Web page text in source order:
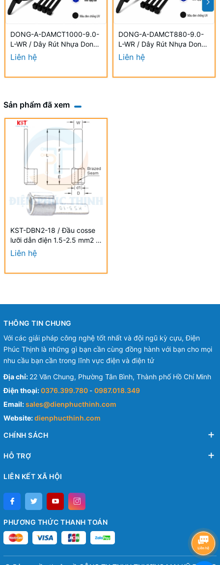
DONG-A-DAMCT1000-9.0-
L-WR / Dây Rút Nhựa Dong-
A 9.0×1000mm Chống UV
Liên hệ
DONG-A-DAMCT880-9.0-
L-WR / Dây Rút Nhựa Dong-
A 9.0×880mm Chống UV
Liên hệ
Sản phẩm đã xem
KST-DBN2-18 / Đầu cosse
lưỡi dẫn điện 1.5-2.5 mm2 -
NON-INSULATED BLADE
TERMINALS hãng KST
Liên hệ
THÔNG TIN CHUNG
Với các giải pháp công nghệ tốt nhất và đội ngũ kỳ cựu, Điện
Phúc Thịnh là những gì bạn cần cùng đồng hành với bạn cho mọi
nhu cầu bạn cần trong lĩnh vực điện và điện tử
Địa chỉ: 22 Văn Chung, Phường Tân Bình, Thành phố Hồ Chí Minh
Điện thoại:0376.399.780 - 0987.018.349
Email:sales@dienphucthinh.com
Website:dienphucthinh.com
CHÍNH SÁCH
HỖ TRỢ
LIÊN KẾT XÃ HỘI
PHƯƠNG THỨC THANH TOÁN